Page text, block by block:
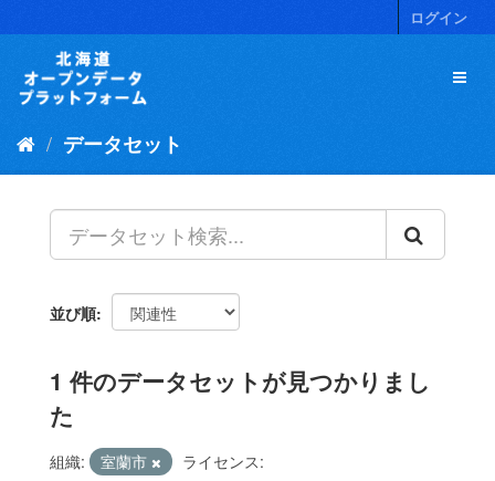
キ
ログイン
データセット
並び順
1 件のデータセットが見つかりまし
た
組織: 室蘭市
ライセンス: